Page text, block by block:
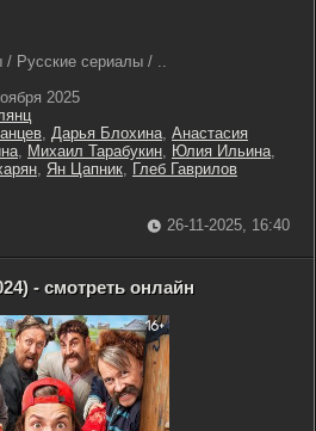
Русские сериалы / ..
2025
, Дарья Блохина, Анастасия
, Михаил Тарабукин, Юлия Ильина,
, Ян Цапник, Глеб Гаврилов
26-11-2025, 16:40
- смотреть онлайн